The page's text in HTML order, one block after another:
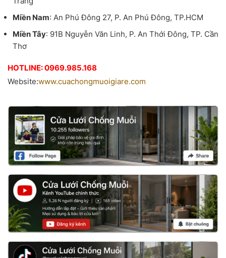
Miền Nam: An Phú Đông 27, P. An Phú Đông, TP.HCM
Miền Tây: 91B Nguyễn Văn Linh, P. An Thới Đông, TP. Cần
Thơ
HOTLINE: 0969.985.168
Website:www.cuachongmuoigiare.com